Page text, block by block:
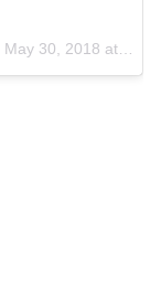
May 30, 2018 at 1:03am PDT